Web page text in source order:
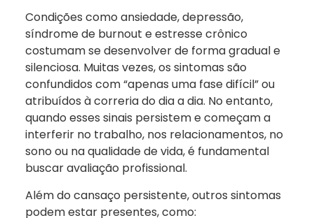
Condições como ansiedade, depressão,
síndrome de burnout e estresse crônico
costumam se desenvolver de forma gradual e
silenciosa. Muitas vezes, os sintomas são
confundidos com “apenas uma fase difícil” ou
atribuídos à correria do dia a dia. No entanto,
quando esses sinais persistem e começam a
interferir no trabalho, nos relacionamentos, no
sono ou na qualidade de vida, é fundamental
buscar avaliação profissional.
Além do cansaço persistente, outros sintomas
podem estar presentes, como: